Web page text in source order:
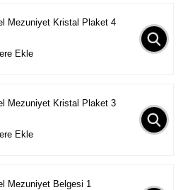
Mezuniyet Kristal Plaket 4
Ekle
Mezuniyet Kristal Plaket 3
Ekle
Mezuniyet Belgesi 1